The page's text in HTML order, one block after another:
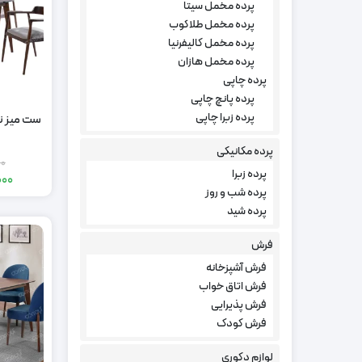
پرده مخمل سیتا
پرده مخمل طلاکوب
پرده مخمل کالیفرنیا
پرده مخمل هازان
پرده چاپی
پرده پانچ چاپی
پرده زبرا چاپی
پرده مکانیکی
پرده زبرا
پرده شب و روز
پرده شید
فرش
فرش آشپزخانه
فرش اتاق خواب
فرش پذیرایی
فرش کودک
لوازم دکوری